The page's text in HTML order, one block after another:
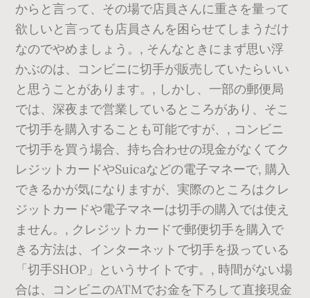
からと言って、その場で店員さんに重さを量って
欲しいと言っても店員さんを困らせてしまうだけ
なのでやめましょう。, そんなときにまず思い浮
かぶのは、コンビニに切手が販売していたらいい
と思うことがあります。, しかし、一部の郵便局
では、深夜まで営業しているところがあり、そこ
で切手を購入することも可能ですが、, コンビニ
で切手を買う場合、持ち合わせの現金がなくてク
レジットカードやSuicaなどの電子マネーで, 購入
できるかが気になりますが、実際のところはクレ
ジットカードや電子マネーは切手の購入では使え
ません。, クレジットカードで郵便切手を購入で
きる方法は、インターネットで切手を扱っている
「切手SHOP」というサイトです。, 時間がない場
合は、コンビニのATMでお金を下ろして直接現金